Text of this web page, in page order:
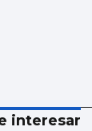
interesar